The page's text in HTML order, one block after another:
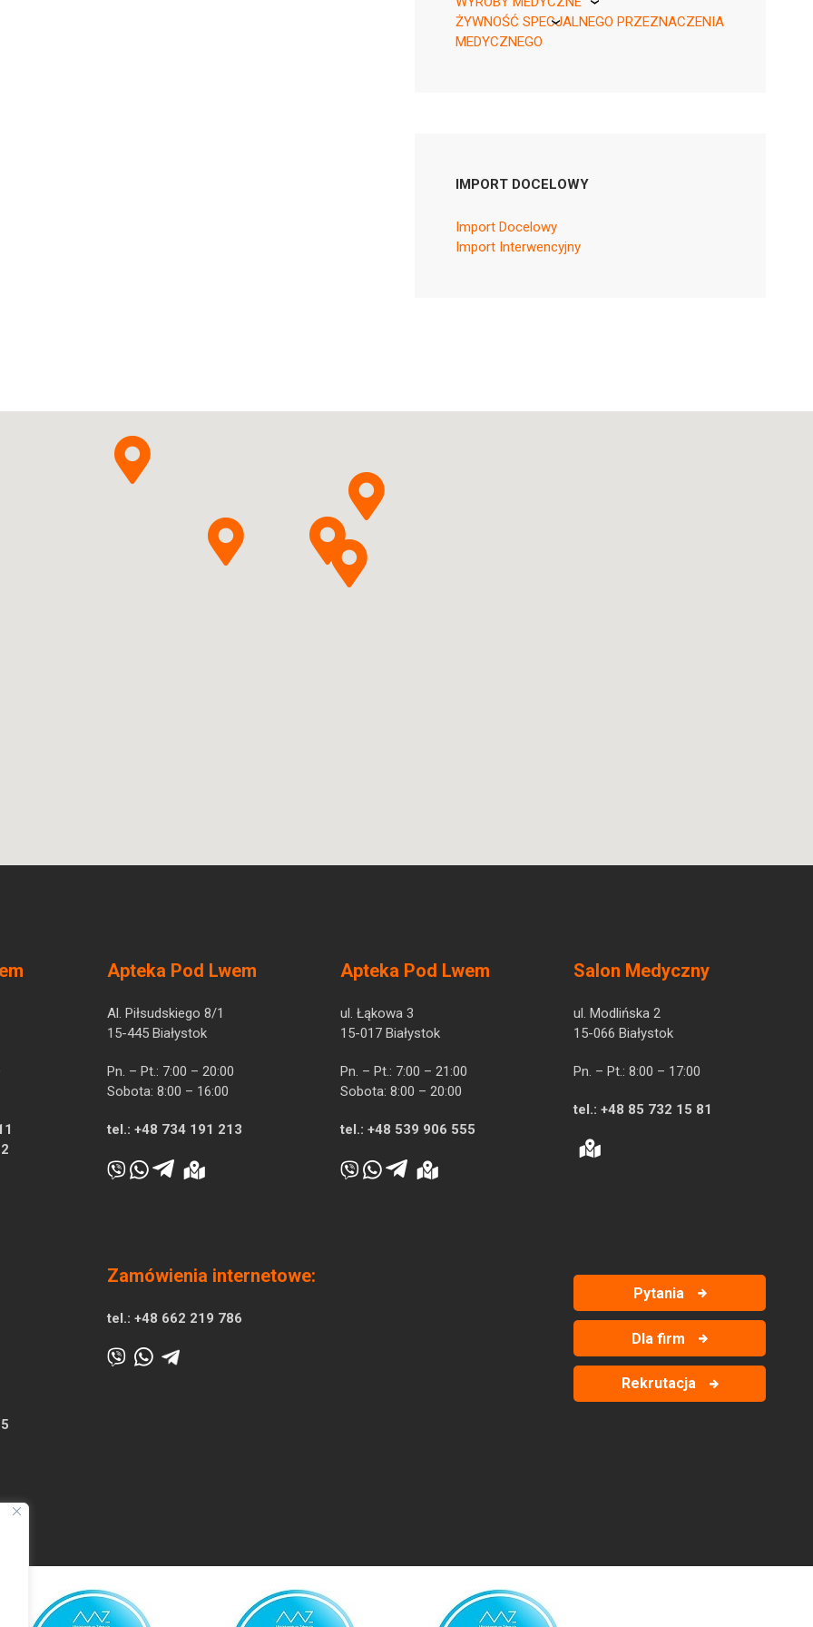
KikGel
ŻYWNOŚĆ SPECJALNEGO PRZEZNACZENIA
MEDYCZNEGO
IMPORT DOCELOWY
Import Docelowy
Import Interwencyjny
Apteka Pod Lwem
Al. Piłsudskiego 8/1
15-445 Białystok
Pn. – Pt.: 7:00 – 20:00
Sobota: 8:00 – 16:00
tel.: +48 734 191 213
Apteka Pod Lwem
ul. Łąkowa 3
15-017 Białystok
Pn. – Pt.: 7:00 – 21:00
Sobota: 8:00 – 20:00
tel.: +48 539 906 555
Salon Medyczny
ul. Modlińska 2
15-066 Białystok
Pn. – Pt.: 8:00 – 17:00
tel.: +48 85 732 15 81
Zamówienia internetowe:
tel.: +48 662 219 786
Pytania
Dla firm
Rekrutacja